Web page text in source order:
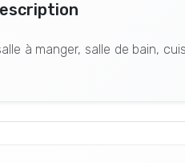
à manger, salle de bain,